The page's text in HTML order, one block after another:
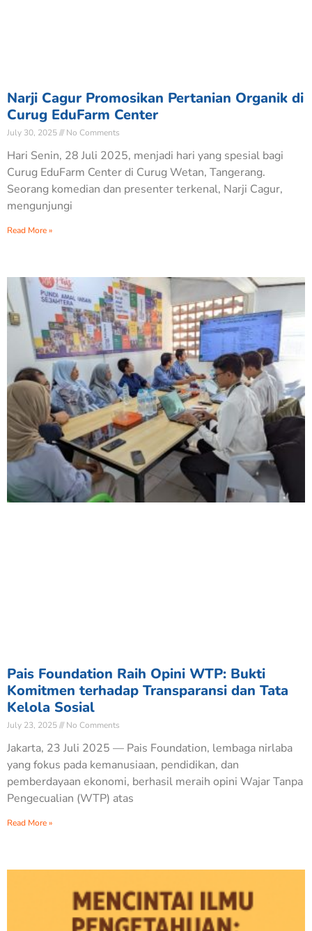
Narji Cagur Promosikan Pertanian Organik di
Curug EduFarm Center
July 30, 2025 No Comments
Hari Senin, 28 Juli 2025, menjadi hari yang spesial bagi
Curug EduFarm Center di Curug Wetan, Tangerang.
Seorang komedian dan presenter terkenal, Narji Cagur,
mengunjungi
Read More »
Pais Foundation Raih Opini WTP: Bukti
Komitmen terhadap Transparansi dan Tata
Kelola Sosial
July 23, 2025 No Comments
Jakarta, 23 Juli 2025 — Pais Foundation, lembaga nirlaba
yang fokus pada kemanusiaan, pendidikan, dan
pemberdayaan ekonomi, berhasil meraih opini Wajar Tanpa
Pengecualian (WTP) atas
Read More »